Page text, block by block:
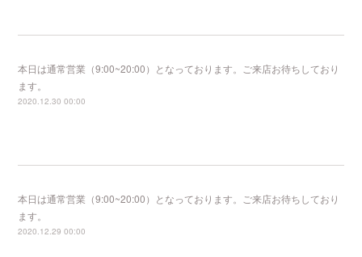
本日は通常営業（9:00~20:00）となっております。ご来店お待ちしており
ます。
2020.12.30 00:00
本日は通常営業（9:00~20:00）となっております。ご来店お待ちしており
ます。
2020.12.29 00:00